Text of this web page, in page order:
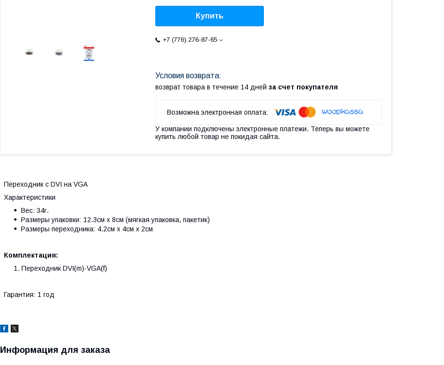
Купить
+7 (776) 276-87-65
возврат товара в течение 14 дней за счет покупателя
У компании подключены электронные платежи. Теперь вы можете
купить любой товар не покидая сайта.
Переходник с DVI на VGA
Характеристики
Вес: 34г.
Размеры упаковки: 12.3см х 8см (мягкая упаковка, пакетик)
Размеры переходника: 4.2см х 4см х 2см
Комплектация:
Переходник DVI(m)-VGA(f)
Гарантия: 1 год
Информация для заказа